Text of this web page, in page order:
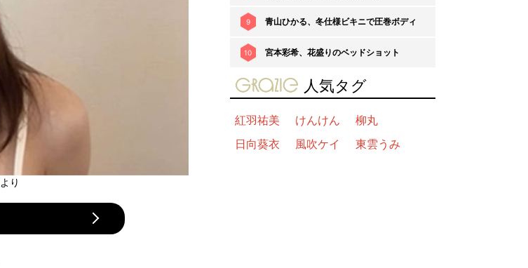
より
9 青山ひかる、冬仕様ビキニで圧巻ボディ
10 宮本彩希、花盛りのベッドショット
gravure-grazie
人気タグ
紅羽祐美 けんけん
柳丸
日向葵衣
風吹ケイ 東雲うみ